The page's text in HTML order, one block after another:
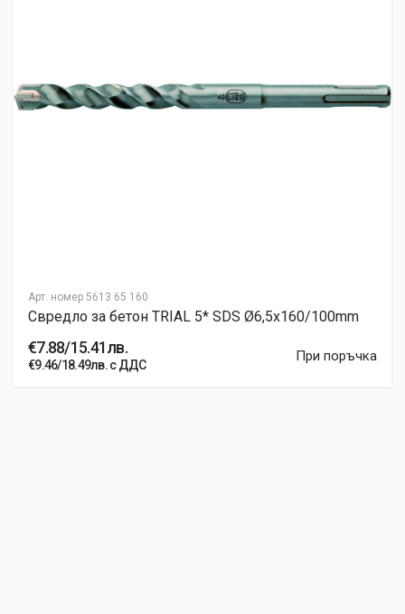
Арт. номер 5613 65 160
Свредло за бетон TRIAL 5* SDS Ø6,5x160/100mm
€7.88/15.41лв.
€9.46/18.49лв. с ДДС
При поръчка